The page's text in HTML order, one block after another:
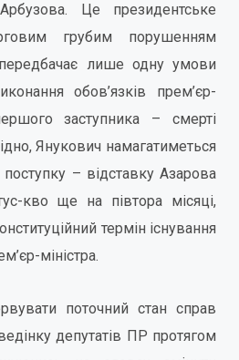
Це президентське
грубим порушенням
лише одну умови
обов’язків прем’єр-
заступника – смерті
Янукович намагатиметься
– відставку Азарова
кво ще на півтора місяці,
термін існування
міністра.
поточний стан справ
депутатів ПР протягом